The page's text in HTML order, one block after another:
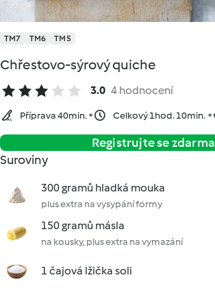
TM7 TM6 TM5
Chřestovo-sýrový quiche
3.0 4 hodnocení
Příprava 40min. Celkový 1hod. 10min.
Registrujte se zdarma
Suroviny
300 gramů hladká mouka
plus extra na vysypání formy
150 gramů másla
na kousky, plus extra na vymazání
1 čajová lžička soli